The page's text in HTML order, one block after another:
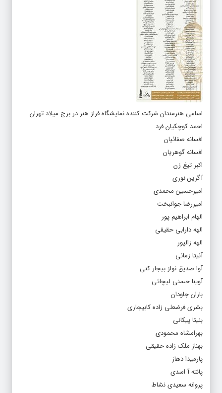
اسامی هنرمندان شرکت کننده نمایشگاه فراز هنر در برج میلاد تهران
احمد کوچکیان فرد
افسانه صفائیان
افسانه گوهریان
اکبر تیغ زن
آگرین نوری
امیرحسین محمدی
امیررضا جوانبخت
الهام ابراهیم پور
الهه دارابی حقیقی
الهه زالپور
آنیتا زمانی
آوا صدیق نواز بیجار کنی
آوینا حسنی لیچائی
باران جاودان
بشری فرضعلی زاده کابیجاری
بنیتا پیکانی
بهرامشاه محمودی
بهناز ملک زاده حقیقی
پارمیدا دهاز
پانته آ اسدی
پروانه سعیدی نشاط